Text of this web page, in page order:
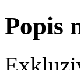
Popis